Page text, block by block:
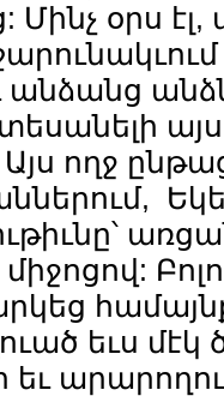
Մինչ օրս
այս
ողջ
եւս մէկ
եւ